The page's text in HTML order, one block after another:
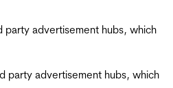
party advertisement hubs, which
party advertisement hubs, which